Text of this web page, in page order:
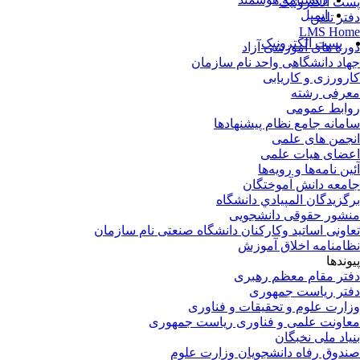
ایمیل
پست الکترونیک
تلفن
LMS
های آموزشی آزاد
دانشگاهی واحد نام سازمان
و کاریابی
رشته
عمومی
جامع نظام پیشنهادها
های علمی
هیات علمی
نامه‌ها و رویه‌ها
دانش آموختگان
المپيادي دانشگاه
حقوقی دانشجویی
اساتید وکارکنان دانشگاه صنعتی نام سازمان
اخلاق آموزش
مقام معظم رهبری
ریاست جمهوری
علوم و تحقیقات و فناوری
علمی و فناوری ریاست جمهوری
ملی نخبگان
رفاه دانشجویان وزارت علوم